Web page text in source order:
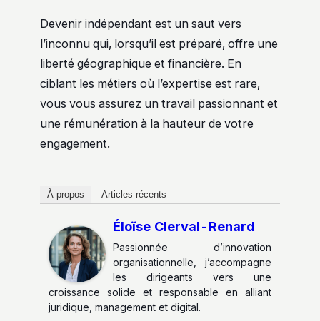
Devenir indépendant est un saut vers
l’inconnu qui, lorsqu’il est préparé, offre une
liberté géographique et financière. En
ciblant les métiers où l’expertise est rare,
vous vous assurez un travail passionnant et
une rémunération à la hauteur de votre
engagement.
À propos Articles récents
Éloïse Clerval-Renard
Passionnée d’innovation
organisationnelle, j’accompagne
les dirigeants vers une
croissance solide et responsable en alliant
juridique, management et digital.